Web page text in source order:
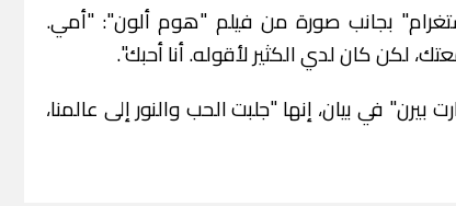
بجانب صورة من فيلم "هوم ألون": "أمي.
لكن كان لدي الكثير لأقوله. أنا أحبك".
في بيان، إنها "جلبت الحب والنور إلى عالمنا،